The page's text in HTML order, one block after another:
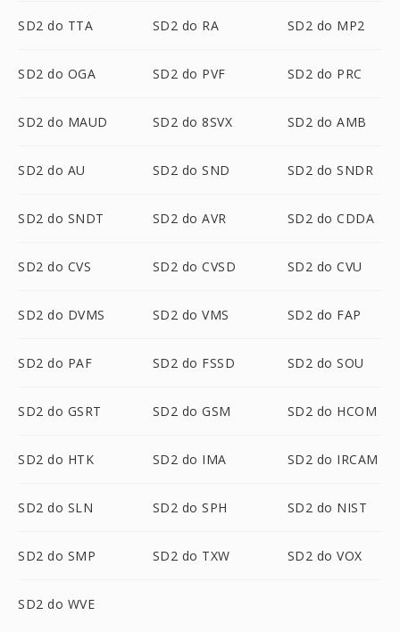
SD2 do TTA SD2 do RA SD2 do MP2
SD2 do OGA SD2 do PVF SD2 do PRC
SD2 do MAUD SD2 do 8SVX SD2 do AMB
SD2 do AU SD2 do SND SD2 do SNDR
SD2 do SNDT SD2 do AVR SD2 do CDDA
SD2 do CVS SD2 do CVSD SD2 do CVU
SD2 do DVMS SD2 do VMS SD2 do FAP
SD2 do PAF SD2 do FSSD SD2 do SOU
SD2 do GSRT SD2 do GSM SD2 do HCOM
SD2 do HTK SD2 do IMA SD2 do IRCAM
SD2 do SLN SD2 do SPH SD2 do NIST
SD2 do SMP SD2 do TXW SD2 do VOX
SD2 do WVE